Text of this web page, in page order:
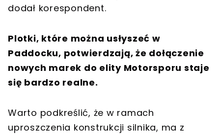
dodał korespondent.
Plotki, które można usłyszeć w
Paddocku, potwierdzają, że dołączenie
nowych marek do elity Motorsporu staje
się bardzo realne.
Warto podkreślić, że w ramach
uproszczenia konstrukcji silnika, ma z